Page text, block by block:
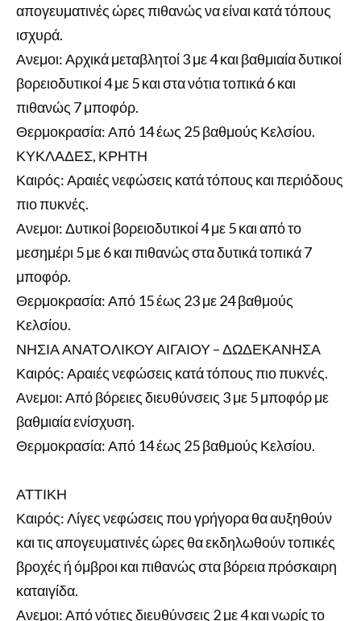
απογευματινές ώρες πιθανώς να είναι κατά τόπους
ισχυρά.
Ανεμοι: Αρχικά μεταβλητοί 3 με 4 και βαθμιαία δυτικοί
βορειοδυτικοί 4 με 5 και στα νότια τοπικά 6 και
πιθανώς 7 μποφόρ.
Θερμοκρασία: Από 14 έως 25 βαθμούς Κελσίου.
ΚΥΚΛΑΔΕΣ, ΚΡΗΤΗ
Καιρός: Αραιές νεφώσεις κατά τόπους και περιόδους
πιο πυκνές.
Ανεμοι: Δυτικοί βορειοδυτικοί 4 με 5 και από το
μεσημέρι 5 με 6 και πιθανώς στα δυτικά τοπικά 7
μποφόρ.
Θερμοκρασία: Από 15 έως 23 με 24 βαθμούς
Κελσίου.
ΝΗΣΙΑ ΑΝΑΤΟΛΙΚΟΥ ΑΙΓΑΙΟΥ – ΔΩΔΕΚΑΝΗΣΑ
Καιρός: Αραιές νεφώσεις κατά τόπους πιο πυκνές.
Ανεμοι: Από βόρειες διευθύνσεις 3 με 5 μποφόρ με
βαθμιαία ενίσχυση.
Θερμοκρασία: Από 14 έως 25 βαθμούς Κελσίου.
ΑΤΤΙΚΗ
Καιρός: Λίγες νεφώσεις που γρήγορα θα αυξηθούν
και τις απογευματινές ώρες θα εκδηλωθούν τοπικές
βροχές ή όμβροι και πιθανώς στα βόρεια πρόσκαιρη
καταιγίδα.
Ανεμοι: Από νότιες διευθύνσεις 2 με 4 και νωρίς το